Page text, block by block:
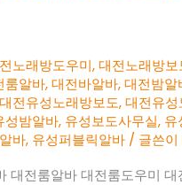
노래방도우미,대전노래방보
룸알바,대전바알바,대전밤알
대전유성노래방보도,대전유
성밤알바, 유성보도사무실, 유
바, 유성퍼블릭알바 / 글쓴이
대전룸알바 대전룸도우미